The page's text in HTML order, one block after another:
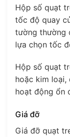
Hộp số quạt
tốc độ quay
tường thường
lựa chọn tốc
Hộp số quạt
hoặc kim loại,
hoạt động ổn
Giá đỡ
Giá đỡ quạt